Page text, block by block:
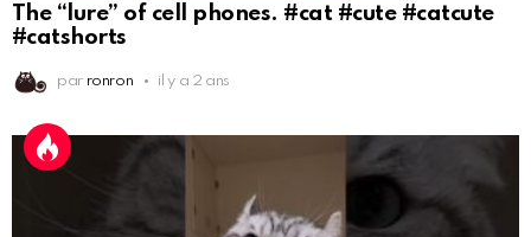
The “lure” of cell phones. #cat #cute #catcute
#catshorts
par ronron il y a 2 ans